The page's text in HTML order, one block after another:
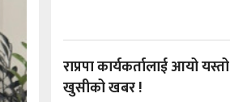
राप्रपा कार्यकर्तालाई आयो यस्तो
खुसीको खबर !